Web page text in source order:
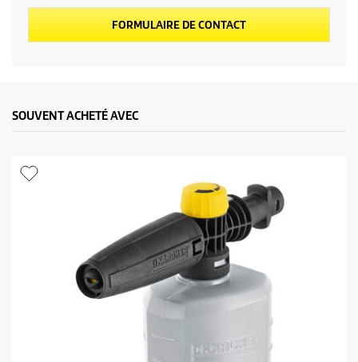
FORMULAIRE DE CONTACT
SOUVENT ACHETÉ AVEC